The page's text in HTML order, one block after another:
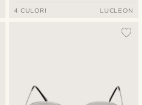
4 CULORI LUCLEON